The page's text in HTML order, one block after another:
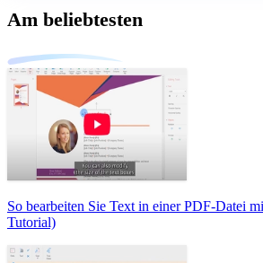
Am beliebtesten
So bearbeiten Sie Text in einer PDF-Datei
Tutorial)